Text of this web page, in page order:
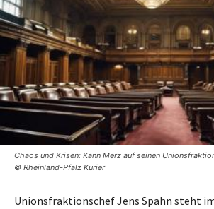
Chaos und Krisen: Kann Merz auf seinen
© Rheinland-Pfalz Kurier
Unionsfraktionschef Jens Spahn steht